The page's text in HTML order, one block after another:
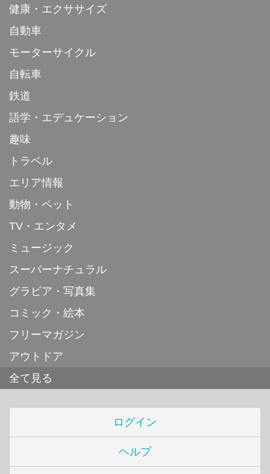
健康・エクササイズ
自動車
モーターサイクル
自転車
鉄道
語学・エデュケーション
趣味
トラベル
エリア情報
動物・ペット
TV・エンタメ
ミュージック
スーパーナチュラル
グラビア・写真集
コミック・絵本
フリーマガジン
アウトドア
全て見る
ログイン
ヘルプ